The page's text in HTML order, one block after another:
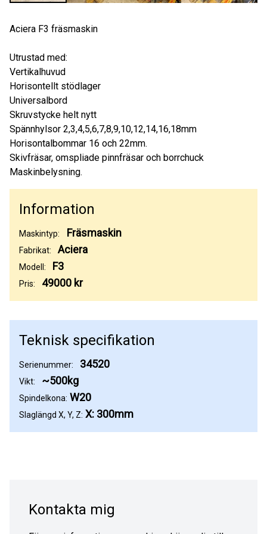
Aciera F3 fräsmaskin
Utrustad med:
Vertikalhuvud
Horisontellt stödlager
Universalbord
Skruvstycke helt nytt
Spännhylsor 2,3,4,5,6,7,8,9,10,12,14,16,18mm
Horisontalbommar 16 och 22mm.
Skivfräsar, omspliade pinnfräsar och borrchuck
Maskinbelysning.
Information
Maskintyp: Fräsmaskin
Fabrikat: Aciera
Modell: F3
Pris: 49000 kr
Teknisk specifikation
Serienummer: 34520
Vikt: ~500kg
Spindelkona: W20
Slaglängd X, Y, Z: X: 300mm
Kontakta mig